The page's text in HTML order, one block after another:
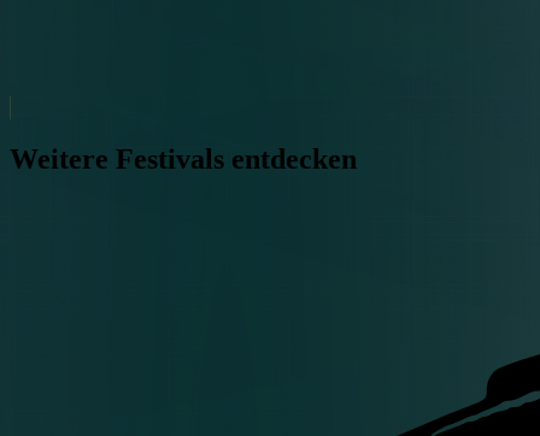
Weitere Festivals entdecken